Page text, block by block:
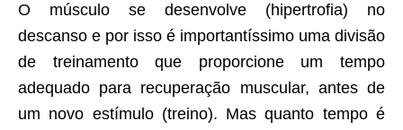
O músculo se desenvolve (hipertrofia) no
descanso e por isso é importantíssimo uma divisão
de treinamento que proporcione um tempo
adequado para recuperação muscular, antes de
um novo estímulo (treino). Mas quanto tempo é